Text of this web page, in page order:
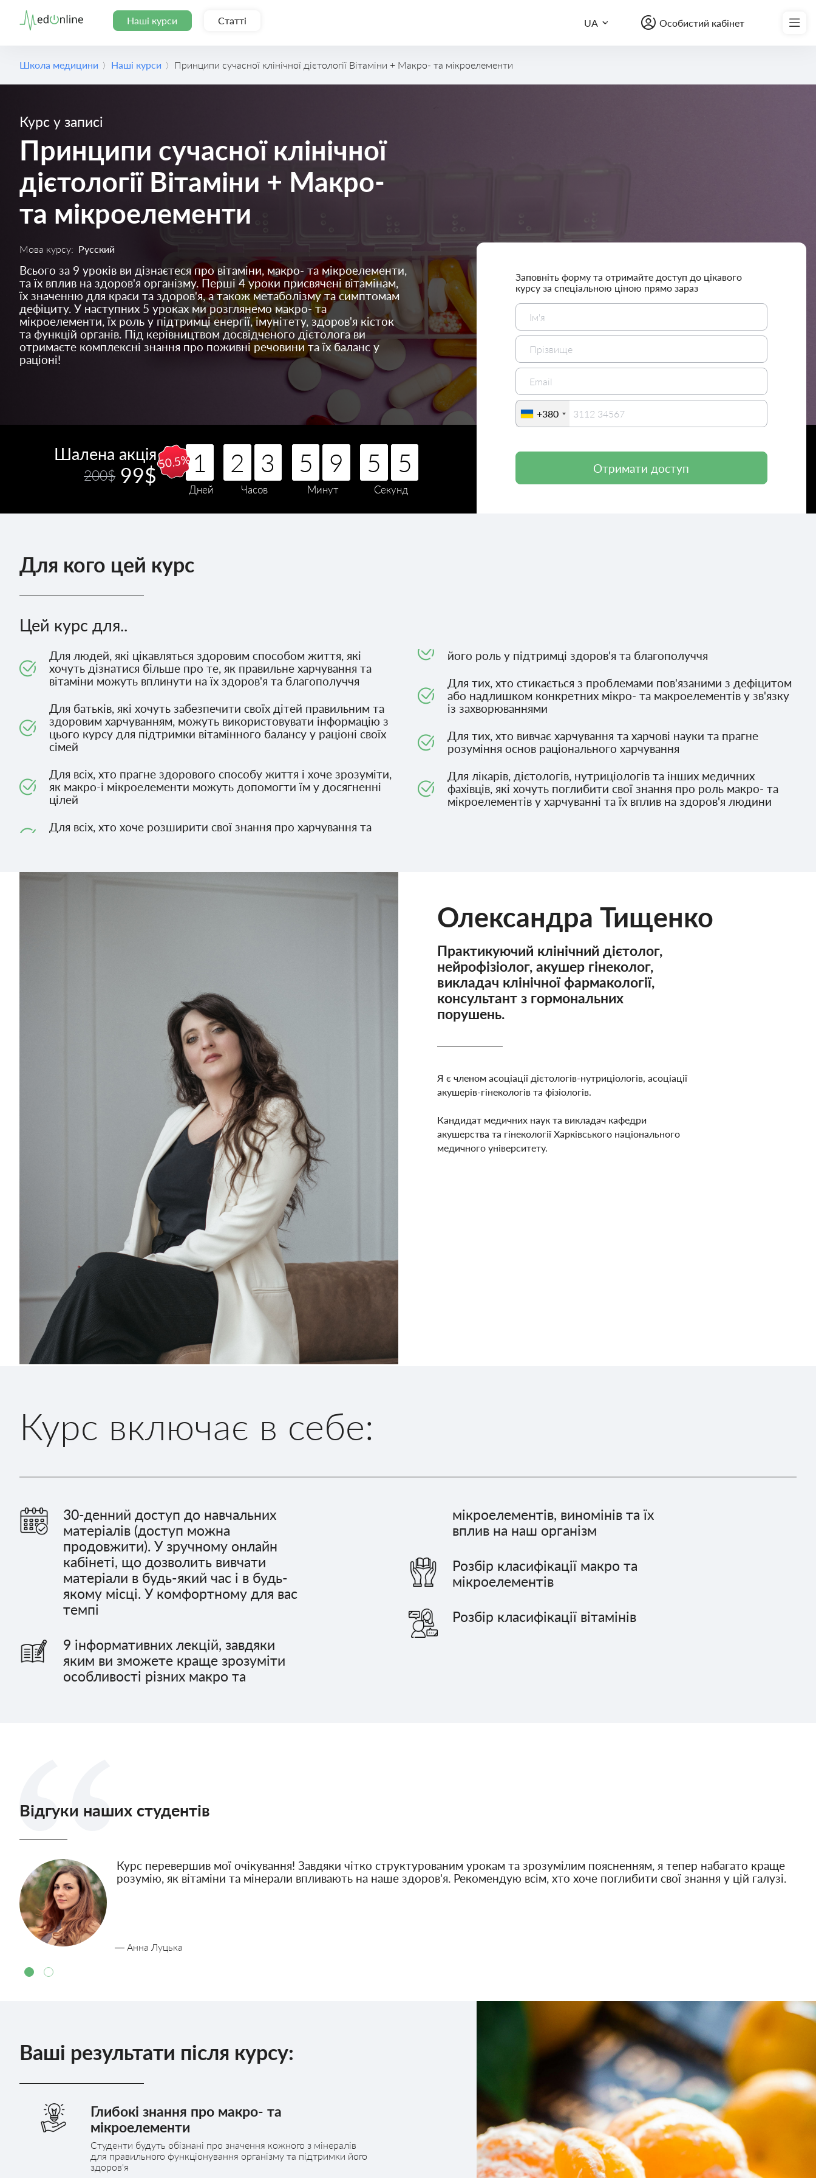
Наші курси Статті UA Особистий кабінет
Школа медицини Наші курси Принципи сучасної клінічної дієтології Вітаміни + Макро- та мікроелементи
Курс у записі
Принципи сучасної клінічної
дієтології Вітаміни + Макро-
та мікроелементи
Мова курсу: Русский
Всього за 9 уроків ви дізнаєтеся про вітаміни, макро- та мікроелементи,
та їх вплив на здоров'я організму. Перші 4 уроки присвячені вітамінам,
їх значенню для краси та здоров'я, а також метаболізму та симптомам
дефіциту. У наступних 5 уроках ми розглянемо макро- та
мікроелементи, їх роль у підтримці енергії, імунітету, здоров'я кісток
та функцій органів. Під керівництвом досвідченого дієтолога ви
отримаєте комплексні знання про поживні речовини та їх баланс у
раціоні!
50.5%
Шалена акція
200$ 99$ 1
1
1
1 2
2
2
2 3
3
3
3 5
5
5
5 9
9
9
9 5
5
5
5 3
3
3
3
Заповніть форму та отримайте доступ до цікавого
курсу за спеціальною ціною прямо зараз
+380
Отримати доступ
Для кого цей курс
Цей курс для..
Для людей, які цікавляться здоровим способом життя, які
хочуть дізнатися більше про те, як правильне харчування та
вітаміни можуть вплинути на їх здоров'я та благополуччя
Для батьків, які хочуть забезпечити своїх дітей правильним та
здоровим харчуванням, можуть використовувати інформацію з
цього курсу для підтримки вітамінного балансу у раціоні своїх
сімей
Для всіх, хто прагне здорового способу життя і хоче зрозуміти,
як макро-і мікроелементи можуть допомогти їм у досягненні
цілей
Для всіх, хто хоче розширити свої знання про харчування та
його роль у підтримці здоров'я та благополуччя
Для тих, хто стикається з проблемами пов'язаними з дефіцитом
або надлишком конкретних мікро- та макроелементів у зв'язку
із захворюваннями
Для тих, хто вивчає харчування та харчові науки та прагне
розуміння основ раціонального харчування
Для лікарів, дієтологів, нутриціологів та інших медичних
фахівців, які хочуть поглибити свої знання про роль макро- та
мікроелементів у харчуванні та їх вплив на здоров'я людини
Олександра Тищенко
Практикуючий клінічний дієтолог,
нейрофізіолог, акушер гінеколог,
викладач клінічної фармакології,
консультант з гормональних
порушень.
Я є членом асоціації дієтологів-нутриціологів, асоціації
акушерів-гінекологів та фізіологів.
Кандидат медичних наук та викладач кафедри
акушерства та гінекології Харківського національного
медичного університету.
Курс включає в себе:
30-денний доступ до навчальних
матеріалів (доступ можна
продовжити). У зручному онлайн
кабінеті, що дозволить вивчати
матеріали в будь-який час і в будь-
якому місці. У комфортному для вас
темпі
9 інформативних лекцій, завдяки
яким ви зможете краще зрозуміти
особливості різних макро та
мікроелементів, виномінів та їх
вплив на наш організм
Розбір класифікації макро та
мікроелементів
Розбір класифікації вітамінів
Відгуки наших студентів
Курс перевершив мої очікування! Завдяки чітко структурованим урокам та зрозумілим поясненням, я тепер набагато краще
розумію, як вітаміни та мінерали впливають на наше здоров'я. Рекомендую всім, хто хоче поглибити свої знання у цій галузі.
— Анна Луцька
Ваші результати після курсу:
Глибокі знання про макро- та
мікроелементи
Студенти будуть обізнані про значення кожного з мінералів
для правильного функціонування організму та підтримки його
здоров'я